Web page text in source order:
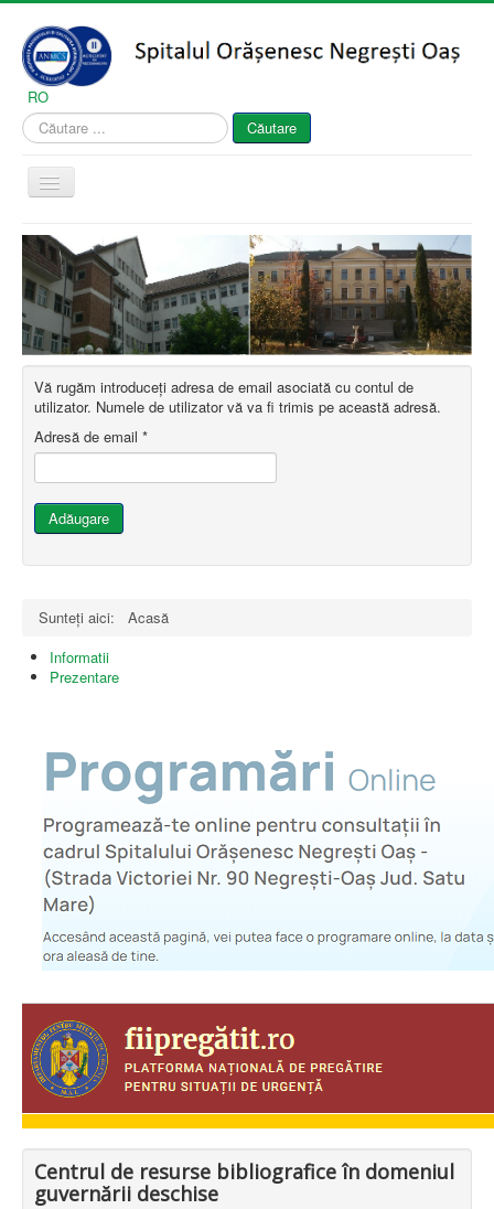
Vă
rugăm
să
rețineți:
Acest
site
web
include
un
sistem
RO
Căutare
...
Căutare
Comută
navigarea
Acasă
Despre noi
Secțiile spitalului
Gărzi
Informații publice
Vă rugăm introduceți adresa de email asociată cu contul de
utilizator. Numele de utilizator vă va fi trimis pe această adresă.
Adresă de email *
Adăugare
Sunteți aici:
Acasă
Informatii
Prezentare
Centrul de resurse bibliografice în domeniul
guvernării deschise